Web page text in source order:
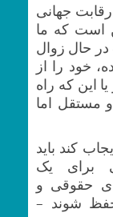
جهانی
است که ما
در حال زوال
خود را از
این که راه
مستقل اما
کند باید
برای یک
حقوقی و
شوند –